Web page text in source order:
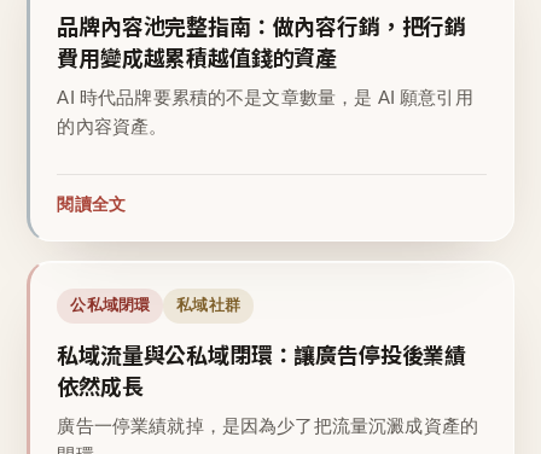
品牌內容池完整指南：做內容行銷，把行銷
費用變成越累積越值錢的資產
AI 時代品牌要累積的不是文章數量，是 AI 願意引用
的內容資產。
閱讀全文
公私域閉環 私域社群
私域流量與公私域閉環：讓廣告停投後業績
依然成長
廣告一停業績就掉，是因為少了把流量沉澱成資產的